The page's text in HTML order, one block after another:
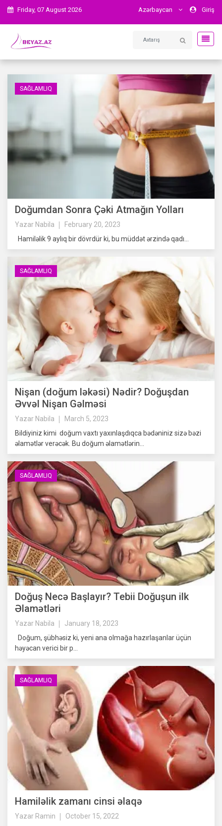
Friday, 07 August 2026 Azərbaycan Giriş
SAĞLAMLIQ
Doğumdan Sonra Çəki Atmağın Yolları
Yazar Nabila
February 20, 2023
Hamiləlik 9 aylıq bir dövrdür ki, bu müddət ərzində qadı...
SAĞLAMLIQ
Nişan (doğum ləkəsi) Nədir? Doğuşdan
Əvvəl Nişan Gəlməsi
Yazar Nabila
March 5, 2023
Bildiyiniz kimi doğum vaxtı yaxınlaşdıqca bədəniniz sizə bəzi
əlamətlər verəcək. Bu doğum əlamətlərin...
SAĞLAMLIQ
Doğuş Necə Başlayır? Tebii Doğuşun ilk
Əlamətləri
Yazar Nabila
January 18, 2023
Doğum, şübhəsiz ki, yeni ana olmağa hazırlaşanlar üçün
həyəcan verici bir p...
SAĞLAMLIQ
Hamiləlik zamanı cinsi əlaqə
Yazar Ramin
October 15, 2022